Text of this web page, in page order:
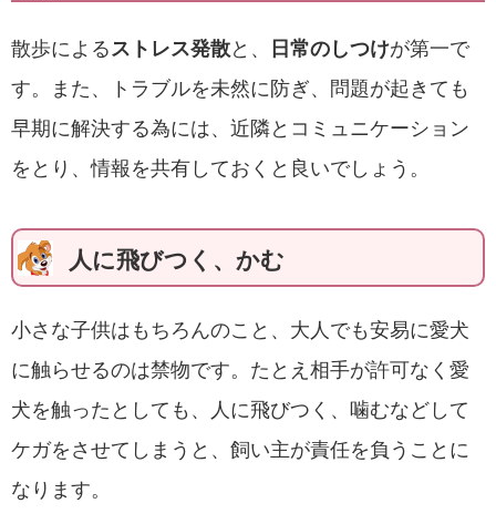
散歩による ストレス発散と、 日常のしつけが第一で
す。また、トラブルを未然に防ぎ、問題が起きても
早期に解決する為には、近隣とコミュニケーション
をとり、情報を共有しておくと良いでしょう。
人に飛びつく、かむ
小さな子供はもちろんのこと、大人でも安易に愛犬
に触らせるのは禁物です。たとえ相手が許可なく愛
犬を触ったとしても、人に飛びつく、噛むなどして
ケガをさせてしまうと、飼い主が責任を負うことに
なります。